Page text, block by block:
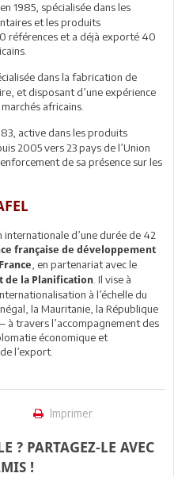
1985, spécialisée dans les
et les produits
références et a déjà exporté 40
dans la fabrication de
et disposant d’une expérience
africains.
active dans les produits
2005 vers 23 pays de l’Union
de sa présence sur les
d’une durée de 42
française de développement
, en partenariat avec le
de la Planification. Il vise à
à l’échelle du
la Mauritanie, la République
à travers l’accompagnement des
économique et
l’export.
Imprimer
? PARTAGEZ-LE AVEC
!